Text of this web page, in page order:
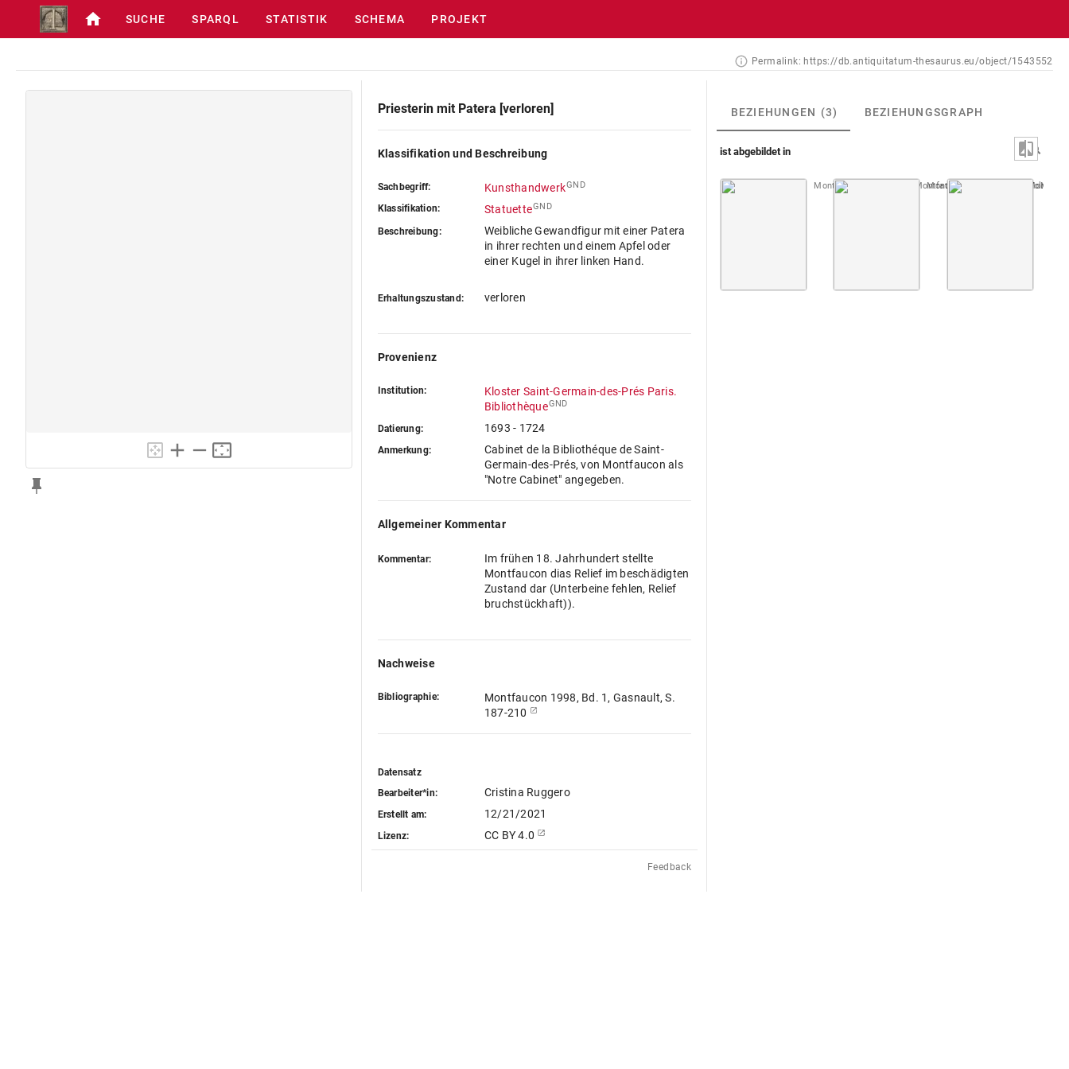
SUCHE SPARQL STATISTIK SCHEMA PROJEKT
Permalink: https://db.antiquitatum-thesaurus.eu/object/1543552
Priesterin mit Patera [verloren]
Klassifikation und Beschreibung
Sachbegriff: KunsthandwerkGND
Klassifikation: StatuetteGND
Beschreibung:
Weibliche Gewandfigur mit einer Patera
in ihrer rechten und einem Apfel oder
einer Kugel in ihrer linken Hand.
Erhaltungszustand: verloren
Provenienz
Institution:
Kloster Saint-Germain-des-Prés Paris.
BibliothèqueGND
Datierung: 1693 - 1724
Anmerkung:
Cabinet de la Bibliothéque de Saint-
Germain-des-Prés, von Montfaucon als
"Notre Cabinet" angegeben.
Allgemeiner Kommentar
Kommentar:
Im frühen 18. Jahrhundert stellte
Montfaucon dias Relief im beschädigten
Zustand dar (Unterbeine fehlen, Relief
bruchstückhaft)).
Nachweise
Bibliographie:
Montfaucon 1998, Bd. 1, Gasnault, S.
187-210
Datensatz
Bearbeiter*in:
Cristina Ruggero
Erstellt am: 12/21/2021
Lizenz: CC BY 4.0
Feedback
BEZIEHUNGEN (3) BEZIEHUNGSGRAPH
ist abgebildet in
Montfaucon, Papiers de Montfaucon [Latin 11916] Fol. 012 r
Montfaucon, Papiers de